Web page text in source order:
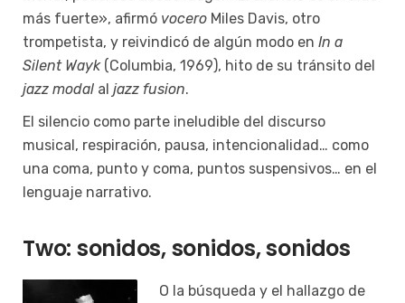
más fuerte», afirmó vocero Miles Davis, otro
trompetista, y reivindicó de algún modo en In a
Silent Wayk (Columbia, 1969), hito de su tránsito del
jazz modal al jazz fusion.
El silencio como parte ineludible del discurso
musical, respiración, pausa, intencionalidad… como
una coma, punto y coma, puntos suspensivos… en el
lenguaje narrativo.
Two: sonidos, sonidos, sonidos
O la búsqueda y el hallazgo de